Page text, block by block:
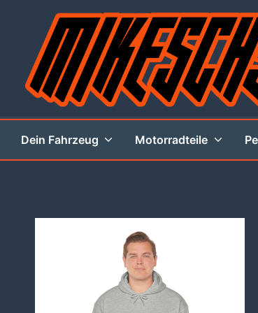
springen
MIKESCH38
Dein Fahrzeug Motorradteile